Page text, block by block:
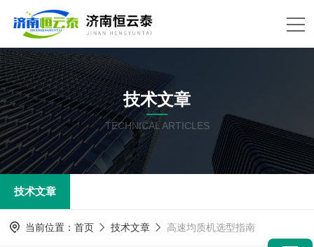
技术文章
TECHNICAL ARTICLES
技术文章
当前位置： 首页 技术文章 高速均质机选型指南